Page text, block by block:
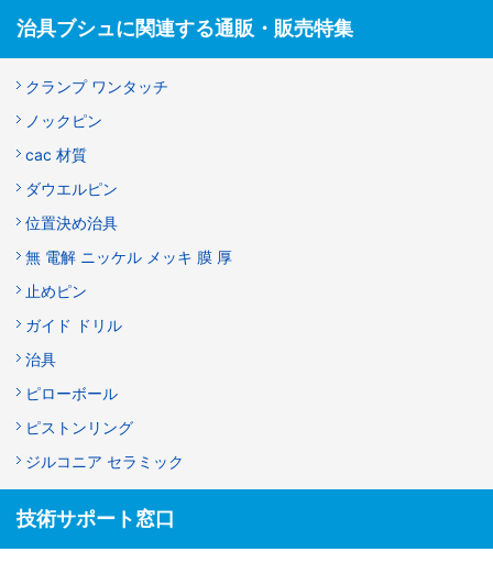
治具ブシュに関連する通販・販売特集
クランプ ワンタッチ
ノックピン
cac 材質
ダウエルピン
位置決め治具
無 電解 ニッケル メッキ 膜 厚
止めピン
ガイド ドリル
治具
ピローボール
ピストンリング
ジルコニア セラミック
技術サポート窓口